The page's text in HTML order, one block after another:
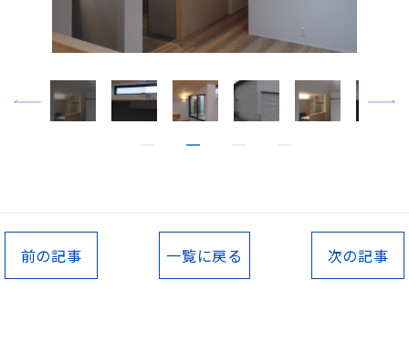
前の記事 一覧に戻る 次の記事